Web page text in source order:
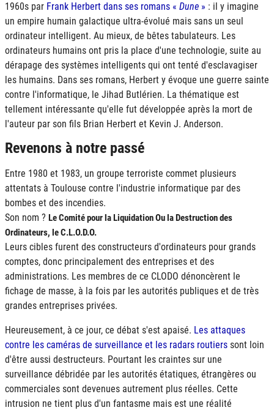
1960s par Frank Herbert dans ses romans « Dune » : il y imagine
un empire humain galactique ultra-évolué mais sans un seul
ordinateur intelligent. Au mieux, de bêtes tabulateurs. Les
ordinateurs humains ont pris la place d'une technologie, suite au
dérapage des systèmes intelligents qui ont tenté d'esclavagiser
les humains. Dans ses romans, Herbert y évoque une guerre sainte
contre l'informatique, le Jihad Butlérien. La thématique est
tellement intéressante qu'elle fut développée après la mort de
l'auteur par son fils Brian Herbert et Kevin J. Anderson.
Revenons à notre passé
Entre 1980 et 1983, un groupe terroriste commet plusieurs
attentats à Toulouse contre l'industrie informatique par des
bombes et des incendies.
Son nom ? Le Comité pour la Liquidation Ou la Destruction des
Ordinateurs, leC.L.O.D.O.
Leurs cibles furent des constructeurs d'ordinateurs pour grands
comptes, donc principalement des entreprises et des
administrations. Les membres de ce CLODO dénoncèrent le
fichage de masse, à la fois par les autorités publiques et de très
grandes entreprises privées.
Heureusement, à ce jour, ce débat s'est apaisé. Les attaques
contre les caméras de surveillance et les radars routiers sont loin
d'être aussi destructeurs. Pourtant les craintes sur une
surveillance débridée par les autorités étatiques, étrangères ou
commerciales sont devenues autrement plus réelles. Cette
intrusion ne tient plus d'un fantasme mais est une réalité